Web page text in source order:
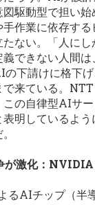
駆動型で担い始
作業に依存する
ない。「人にし
義できない人間
下請けに格下
で来ている。
この自律型AIサ
表明しているよう
が激化：
るAIチップ（半